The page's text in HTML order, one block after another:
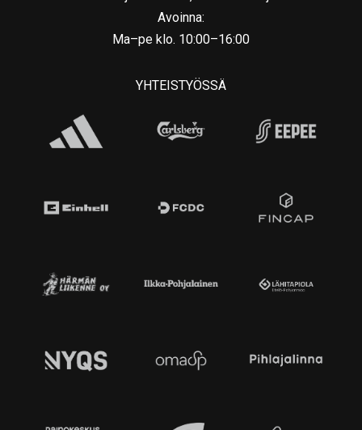
Avoinna:
Ma–pe klo. 10:00–16:00
YHTEISTYÖSSÄ